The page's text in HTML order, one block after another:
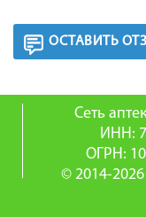
ОСТАВИТЬ
Сеть
ИНН:
ОГРН:
© 2014-